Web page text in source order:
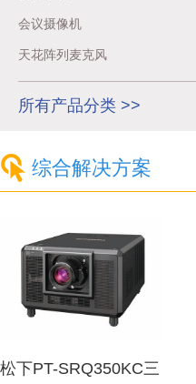
会议摄像机
天花阵列麦克风
所有产品分类 >>
综合解决方案
松下PT-SRQ350KC三